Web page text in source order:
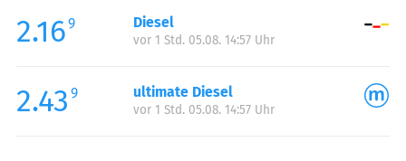
2.169 Diesel
vor 1 Std. 05.08. 14:57 Uhr
2.43 9 ultimate Diesel
vor 1 Std. 05.08. 14:57 Uhr